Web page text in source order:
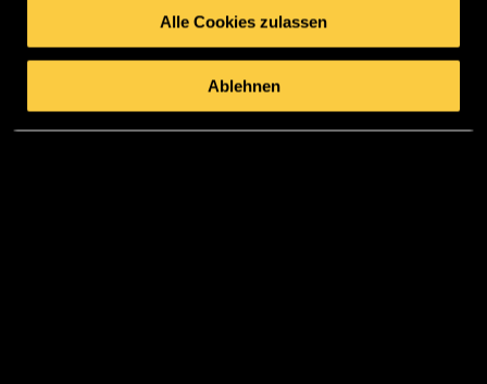
Alle Cookies zulassen
Ablehnen